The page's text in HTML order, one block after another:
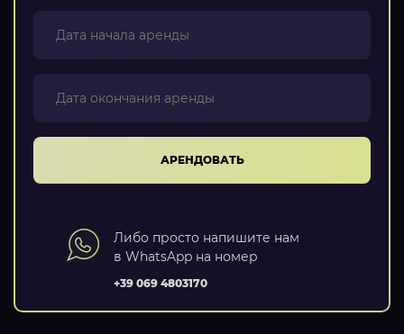
АРЕНДОВАТЬ
Либо просто напишите нам
в WhatsApp на номер
+39 069 4803170